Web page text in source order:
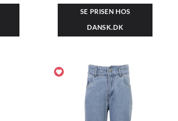
SE PRISEN HOS
DANSK.DK